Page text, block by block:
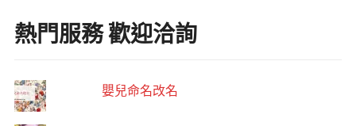
熱門服務 歡迎洽詢
嬰兒命名改名